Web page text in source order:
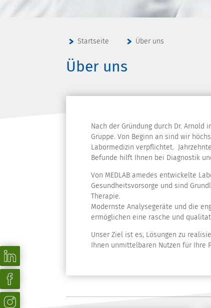
Startseite Über uns
Über uns
Nach der Gründung durch Dr. Arnold
Gruppe. Von Beginn an sind wir
Labormedizin verpflichtet.
Befunde hilft Ihnen bei Diagnostik
Von MEDLAB amedes entwickelte
Gesundheitsvorsorge und sind
Therapie.
Modernste Analysegeräte und die
ermöglichen eine rasche und
Unser Ziel ist es, Lösungen zu
Ihnen unmittelbaren Nutzen für Ihre